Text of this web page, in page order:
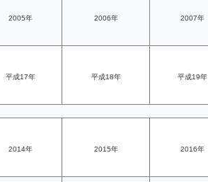
2005年 2006年 2007年
平成17年 平成18年 平成19年
2014年 2015年 2016年